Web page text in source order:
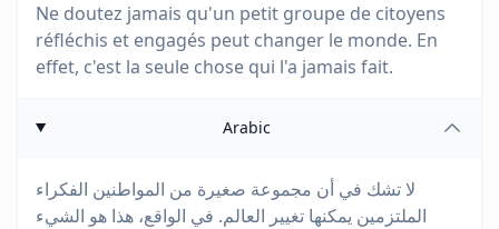
Ne doutez jamais qu'un petit groupe de citoyens
réfléchis et engagés peut changer le monde. En
effet, c'est la seule chose qui l'a jamais fait.
Arabic
لا تشك في أن مجموعة صغيرة من المواطنين الفكراء
الملتزمين يمكنها تغيير العالم. في الواقع، هذا هو الشيء